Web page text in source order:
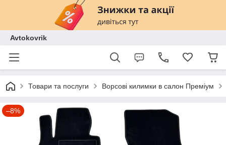
Avtokovrik
Товари та послуги Ворсові килимки в салон Преміум
–8%